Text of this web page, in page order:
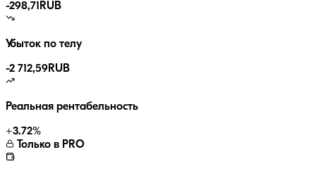
-298,71 RUB
Убыток по телу
-2 712,59RUB
Реальная рентабельность
+3.72%
Только в PRO